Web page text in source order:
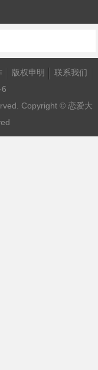
版权申明
联系我们
Copyright © 恋爱大